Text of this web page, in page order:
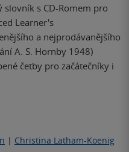
s CD-Romem pro
Learner's
a nejprodávanějšího
A. S. Hornby 1948)
četby pro začátečníky i
| Christina Latham-Koenig